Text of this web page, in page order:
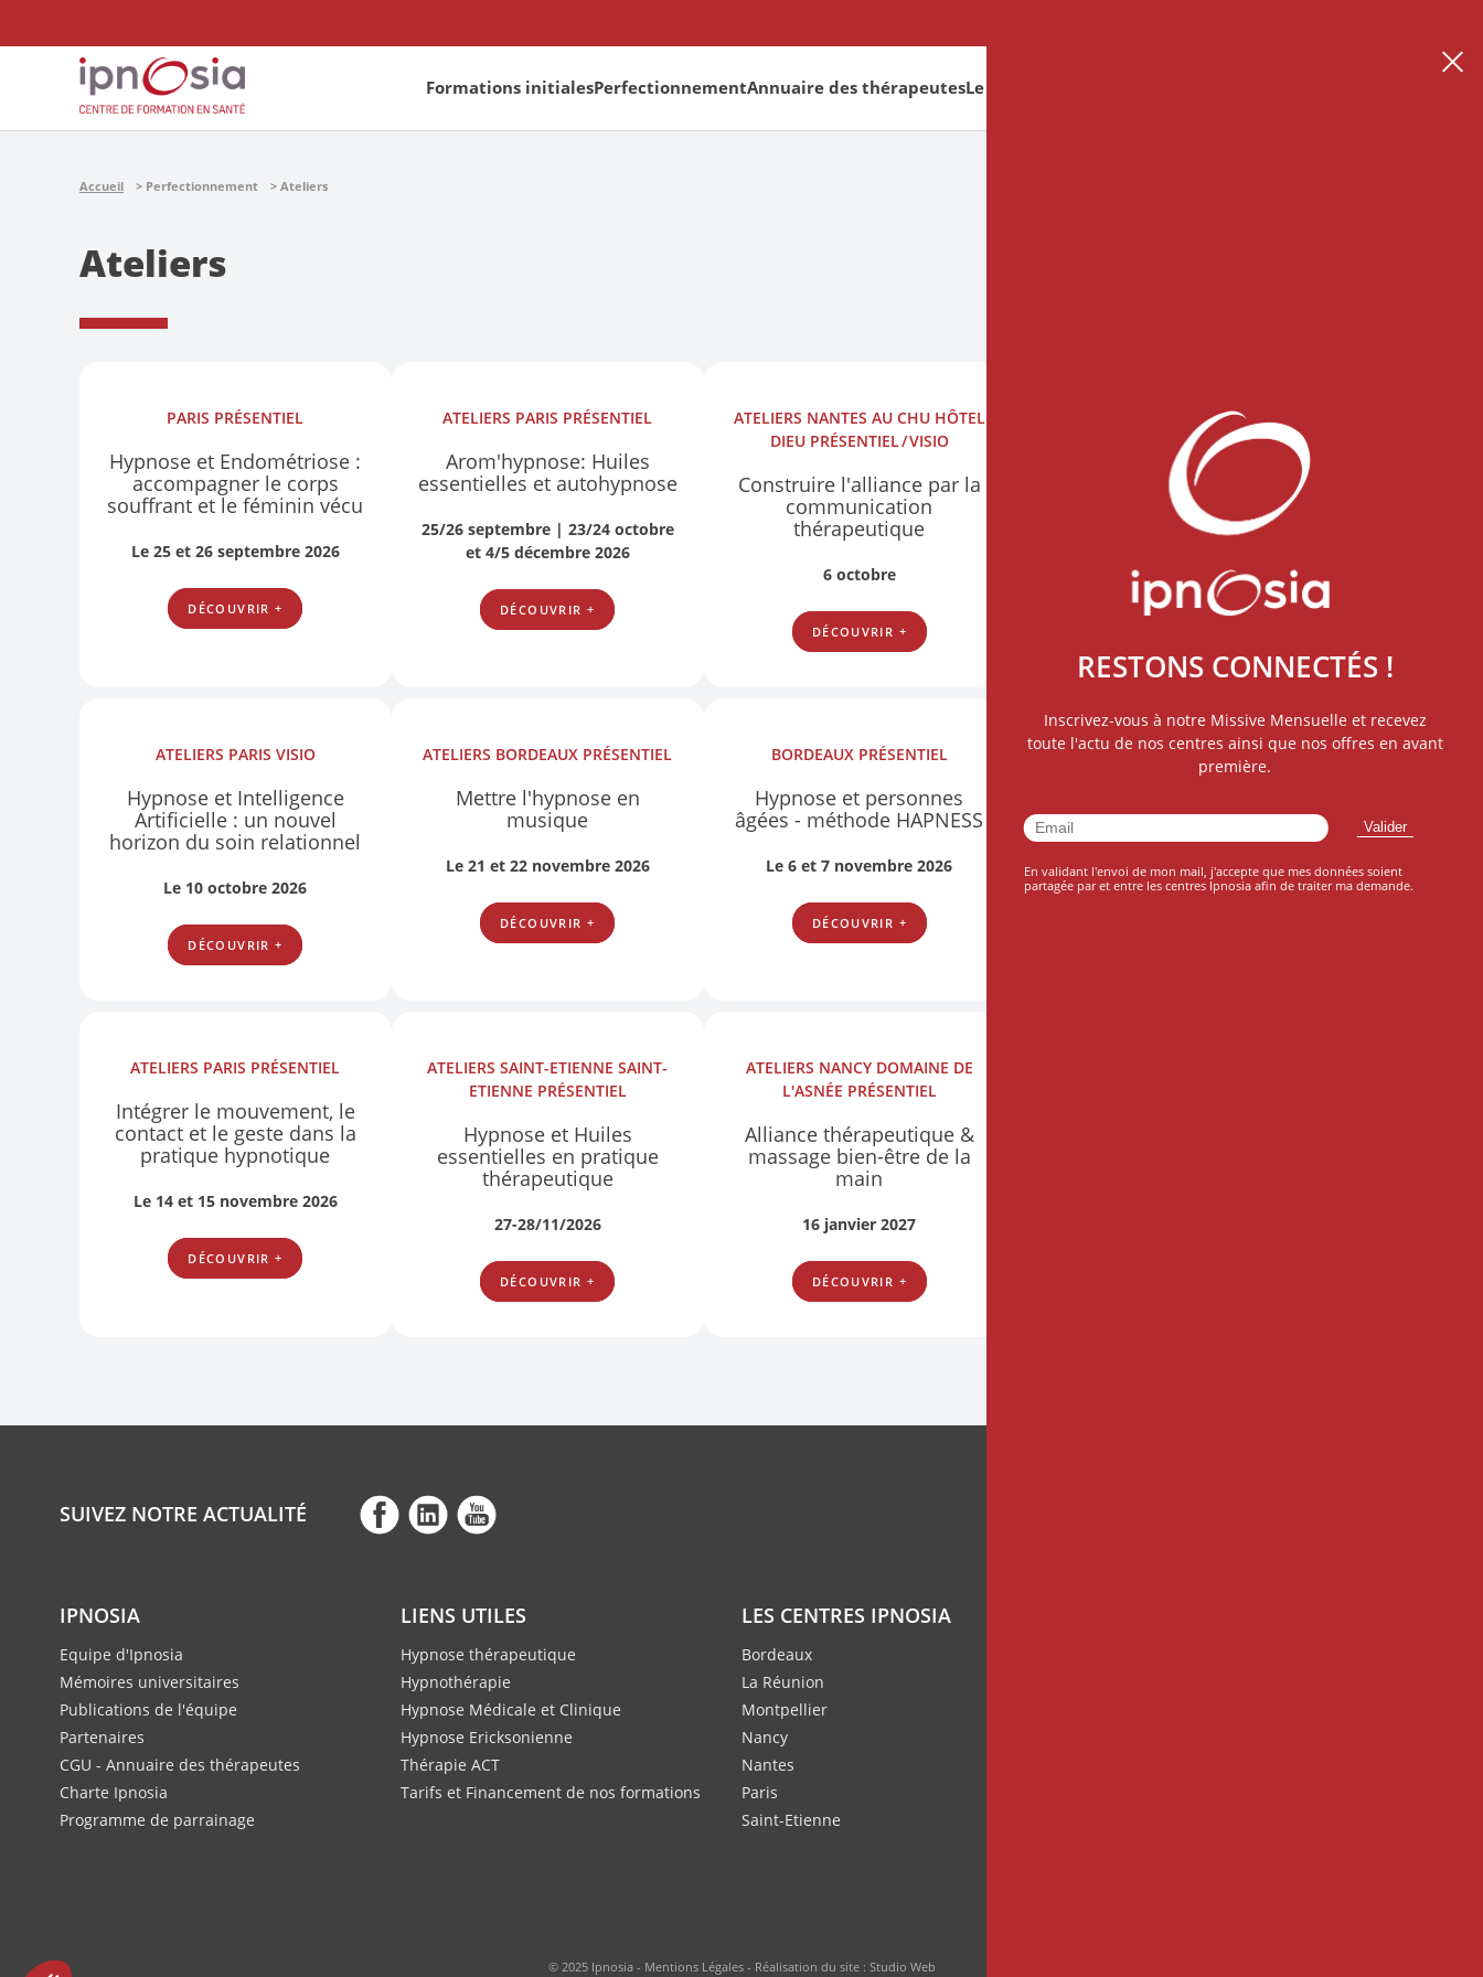
Formations initialesPerfectionnementAnnuaire des thérapeutesLe Blog
Accueil Perfectionnement Ateliers
Ateliers
PARIS PRÉSENTIEL
Hypnose et Endométriose :
accompagner le corps
souffrant et le féminin vécu
Le 25 et 26 septembre 2026
DÉCOUVRIR +
ATELIERS PARIS PRÉSENTIEL
Arom'hypnose: Huiles
essentielles et autohypnose
25/26 septembre | 23/24 octobre
et 4/5 décembre 2026
DÉCOUVRIR +
ATELIERS NANTES AU CHU HÔTEL
DIEU PRÉSENTIEL VISIO
Construire l'alliance par la
communication
thérapeutique
6 octobre
DÉCOUVRIR +
ATELIERS PARIS VISIO
Hypnose et Intelligence
Artificielle : un nouvel
horizon du soin relationnel
Le 10 octobre 2026
DÉCOUVRIR +
ATELIERS BORDEAUX PRÉSENTIEL
Mettre l'hypnose en
musique
Le 21 et 22 novembre 2026
DÉCOUVRIR +
BORDEAUX PRÉSENTIEL
Hypnose et personnes
âgées - méthode HAPNESS
Le 6 et 7 novembre 2026
DÉCOUVRIR +
ATELIERS PARIS PRÉSENTIEL
Intégrer le mouvement, le
contact et le geste dans la
pratique hypnotique
Le 14 et 15 novembre 2026
DÉCOUVRIR +
ATELIERSSAINT-ETIENNE SAINT-
ETIENNE PRÉSENTIEL
Hypnose et Huiles
essentielles en pratique
thérapeutique
27-28/11/2026
DÉCOUVRIR +
ATELIERS NANCY DOMAINE DE
L'ASNÉE PRÉSENTIEL
Alliance thérapeutique &
massage bien-être de la
main
16 janvier 2027
DÉCOUVRIR +
SUIVEZ NOTRE ACTUALITÉ
IPNOSIA
Equipe d'Ipnosia
Mémoires universitaires
Publications de l'équipe
Partenaires
CGU - Annuaire des thérapeutes
Charte Ipnosia
Programme de parrainage
LIENS UTILES
Hypnose thérapeutique
Hypnothérapie
Hypnose Médicale et Clinique
Hypnose Ericksonienne
Thérapie ACT
Tarifs et Financement de nos formations
LES CENTRES IPNOSIA
Bordeaux
La Réunion
Montpellier
Nancy
Nantes
Paris
Saint-Etienne
© 2025 Ipnosia - Mentions Légales- Réalisation du site : Studio Web
RESTONS CONNECTÉS !
Inscrivez-vous à notre Missive Mensuelle et recevez
toute l'actu de nos centres ainsi que nos offres en avant
première.
En validant l'envoi de mon mail, j'accepte que mes données soient
partagée par et entre les centres Ipnosia afin de traiter ma demande.